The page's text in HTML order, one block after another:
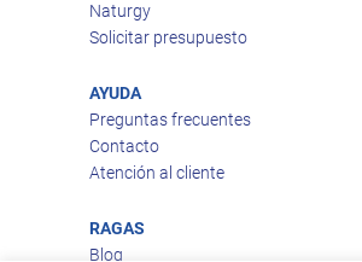
Naturgy
Solicitar presupuesto
AYUDA
Preguntas frecuentes
Contacto
Atención al cliente
RAGAS
Blog